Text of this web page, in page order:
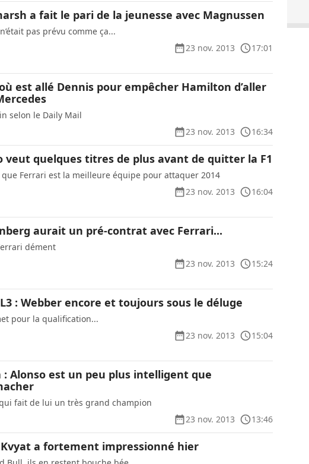
a fait le pari de la jeunesse avec Magnussen
pas prévu comme ça...
23 nov. 2013
17:01
est allé Dennis pour empêcher Hamilton d’aller
selon le Daily Mail
23 nov. 2013
16:34
veut quelques titres de plus avant de quitter la F1
Ferrari est la meilleure équipe pour attaquer 2014
23 nov. 2013
16:04
aurait un pré-contrat avec Ferrari...
dément
23 nov. 2013
15:24
: Webber encore et toujours sous le déluge
pour la qualification...
23 nov. 2013
15:04
: Alonso est un peu plus intelligent que
qui fait de lui un très grand champion
23 nov. 2013
13:46
a fortement impressionné hier